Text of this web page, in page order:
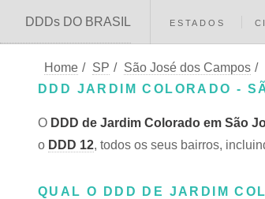
DDDs DO BRASIL ESTADOS
Home / SP / São José dos Campos /
DDD JARDIM COLORADO -
O DDD de Jardim Colorado em São
o DDD 12, todos os seus bairros,
QUAL O DDD DE JARDIM